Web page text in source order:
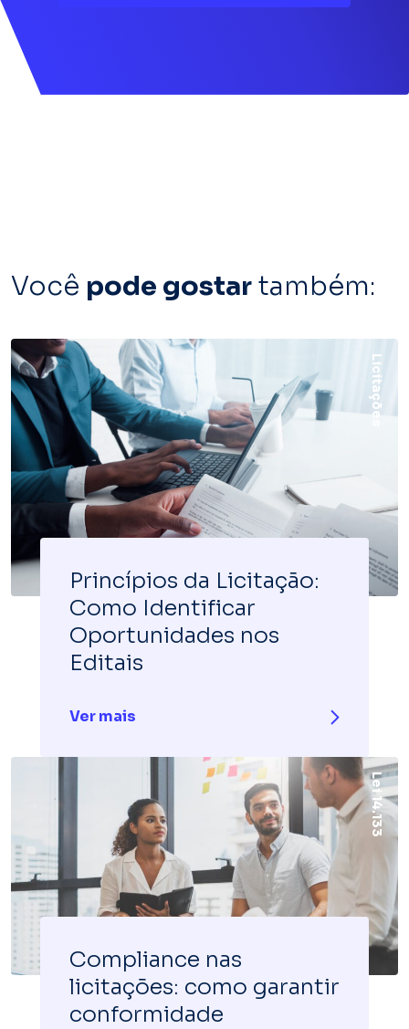
Você pode gostartambém:
Licitações
Princípios da Licitação:
Como Identificar
Oportunidades nos
Editais
Ver mais
Lei 14.133
Compliance nas
licitações: como garantir
conformidade